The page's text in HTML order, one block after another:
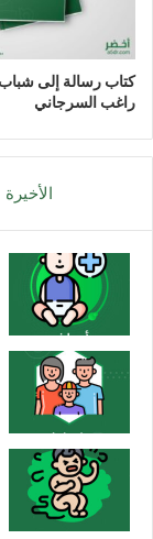
كتاب رسالة إلى شباب
راغب السرجاني
الأخيرة